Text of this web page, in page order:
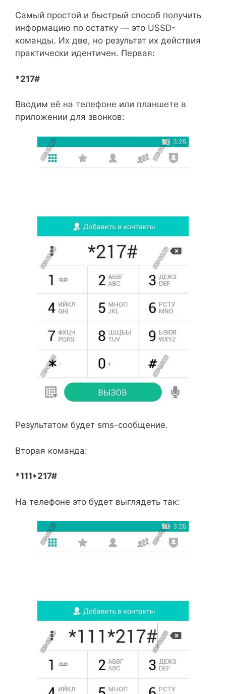
Самый простой и быстрый способ получить
информацию по остатку — это USSD-
команды. Их две, но результат их действия
практически идентичен. Первая:
*217#
Вводим её на телефоне или планшете в
приложении для звонков:
Результатом будет sms-сообщение.
Вторая команда:
*111*217#
На телефоне это будет выглядеть так: